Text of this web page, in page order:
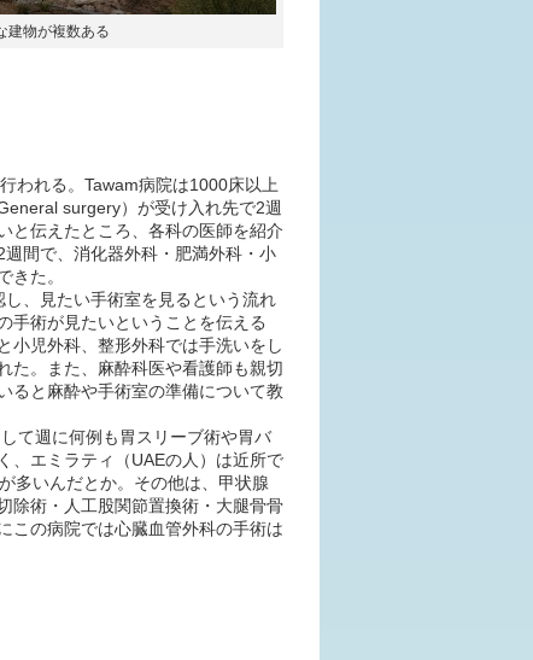
物が複数ある
われる。Tawam病院は1000床以上
surgery）が受け入れ先で2週
と伝えたところ、各科の医師を紹介
間で、消化器外科・肥満外科・小
きた。
、見たい手術室を見るという流れ
手術が見たいということを伝える
小児外科、整形外科では手洗いをし
た。また、麻酔科医や看護師も親切
ると麻酔や手術室の準備について教
て週に何例も胃スリーブ術や胃バ
、エミラティ（UAEの人）は近所で
多いんだとか。その他は、甲状腺
除術・人工股関節置換術・大腿骨骨
この病院では心臓血管外科の手術は